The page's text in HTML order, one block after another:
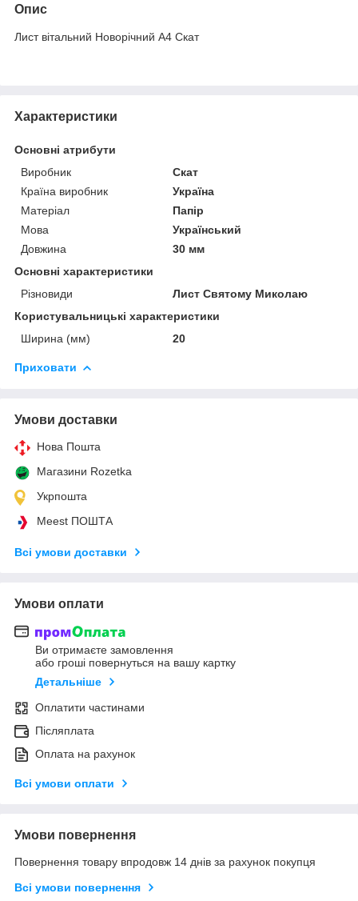
Опис
Лист вітальний Новорічний А4 Скат
Характеристики
Основні атрибути
Виробник
Скат
Країна виробник
Україна
Матеріал
Папір
Мова
Український
Довжина
30 мм
Основні характеристики
Різновиди
Лист Святому Миколаю
Користувальницькі характеристики
Ширина (мм)
20
Приховати
Умови доставки
Нова Пошта
Магазини Rozetka
Укрпошта
Meest ПОШТА
Всі умови доставки
Умови оплати
Ви отримаєте замовлення
або гроші повернуться на вашу картку
Детальніше
Оплатити частинами
Післяплата
Оплата на рахунок
Всі умови оплати
Умови повернення
Повернення товару впродовж 14 днів за рахунок покупця
Всі умови повернення